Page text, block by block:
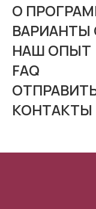
О
ВАРИАНТЫ
НАШ ОПЫТ
FAQ
КОНТАКТЫ